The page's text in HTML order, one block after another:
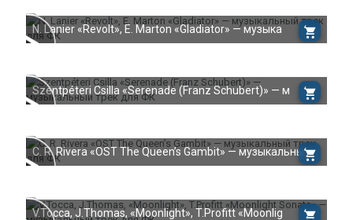
N. Lanier «Revolt», E. Marton «Gladiator» — музыка
Szentpéteri Csilla «Serenade (Franz Schubert)» — м
C. R. Rivera «OST The Queen’s Gambit» — музыкальны
V.Tocca, J.Thomas, «Moonlight», T.Profitt «Moonlig